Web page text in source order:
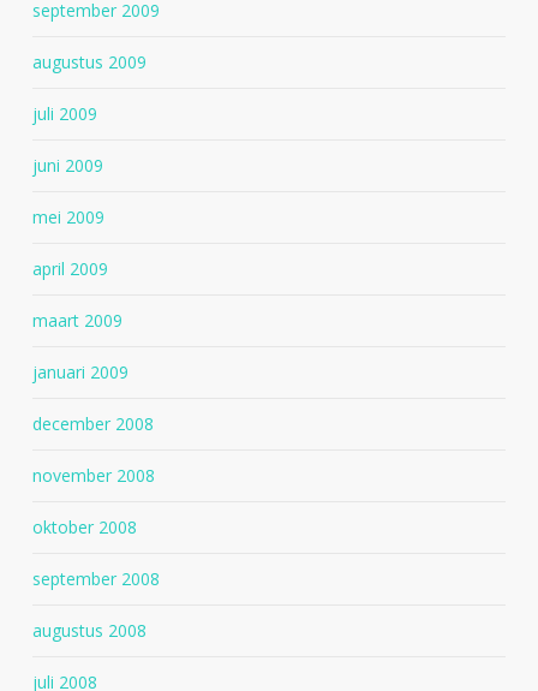
september 2009
augustus 2009
juli 2009
juni 2009
mei 2009
april 2009
maart 2009
januari 2009
december 2008
november 2008
oktober 2008
september 2008
augustus 2008
juli 2008